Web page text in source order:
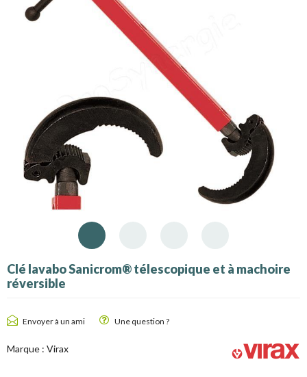
Clé lavabo Sanicrom® télescopique et à machoire
réversible
Envoyer à un ami Une question ?
Marque : Virax